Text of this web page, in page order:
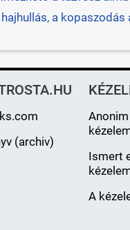
a kopaszodás
(archiv)
Ismert
A